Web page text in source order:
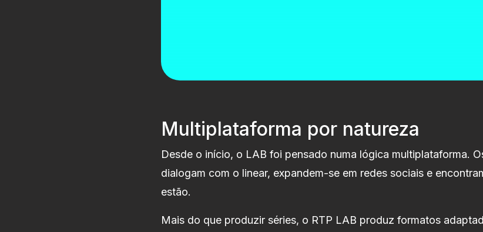
Multiplataforma por natureza
Desde o início, o LAB foi pensado numa lógica multiplataforma.
dialogam com o linear, expandem-se em redes sociais e
estão.
Mais do que produzir séries, o RTP LAB produz formatos